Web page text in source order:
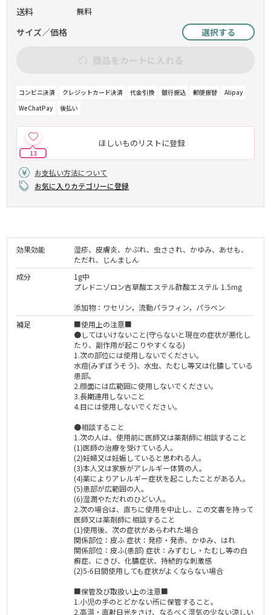
送料 無料
サイズ／価格 選択する
商品をカートに入れる
コンビニ決済 クレジットカード決済 代金引換 銀行振込 郵便振替
Alipay
WeChatPay
後払い
ほしいものリストに登録
13
お支払い方法について
お気に入りカテゴリーに登録
効果効能
湿疹、皮膚炎、かぶれ、虫さされ、かゆみ、あせも、
ただれ、じんましん
成分
1g中
プレドニゾロン吉草酸エステル酢酸エステル 1.5mg
添加物：ワセリン，流動パラフィン，パラベン
補足
■使用上の注意■
●してはいけないこと(守らないと現在の症状が悪化し
たり、副作用が起こりやすくなる)
1.次の部位には使用しないでください。
水痘(みずぼうそう)、水虫、たむし等又は化膿している
患部。
2.顔面には広範囲に使用しないでください。
3.長期連用しないこと
4.目には使用しないでください。
●相談すること
1.次の人は、使用前に医師又は薬剤師に相談すること
(1)医師の治療を受けている人。
(2)妊婦又は妊娠していると思われる人。
(3)本人又は家族がアレルギー体質の人。
(4)薬によりアレルギー症状を起こしたことがある人。
(5)患部が広範囲の人。
(6)湿潤やただれのひどい人。
2.次の場合は、直ちに使用を中止し、この文書を持って
医師又は薬剤師に相談すること
(1)使用後、次の症状があらわれた場合
関係部位：皮ふ 症状：発疹・発赤、かゆみ、はれ
関係部位：皮ふ(患部) 症状：みずむし・たむし等の白
癬症、にきび、化膿症状、持続的な刺激感
(2)5-6日間使用しても症状がよくならない場合
■保管及び取扱い上の注意■
1.小児の手のとどかない所に保管すること。
2.高温・直射日光をさけ、なるべく湿気の少ない涼しい